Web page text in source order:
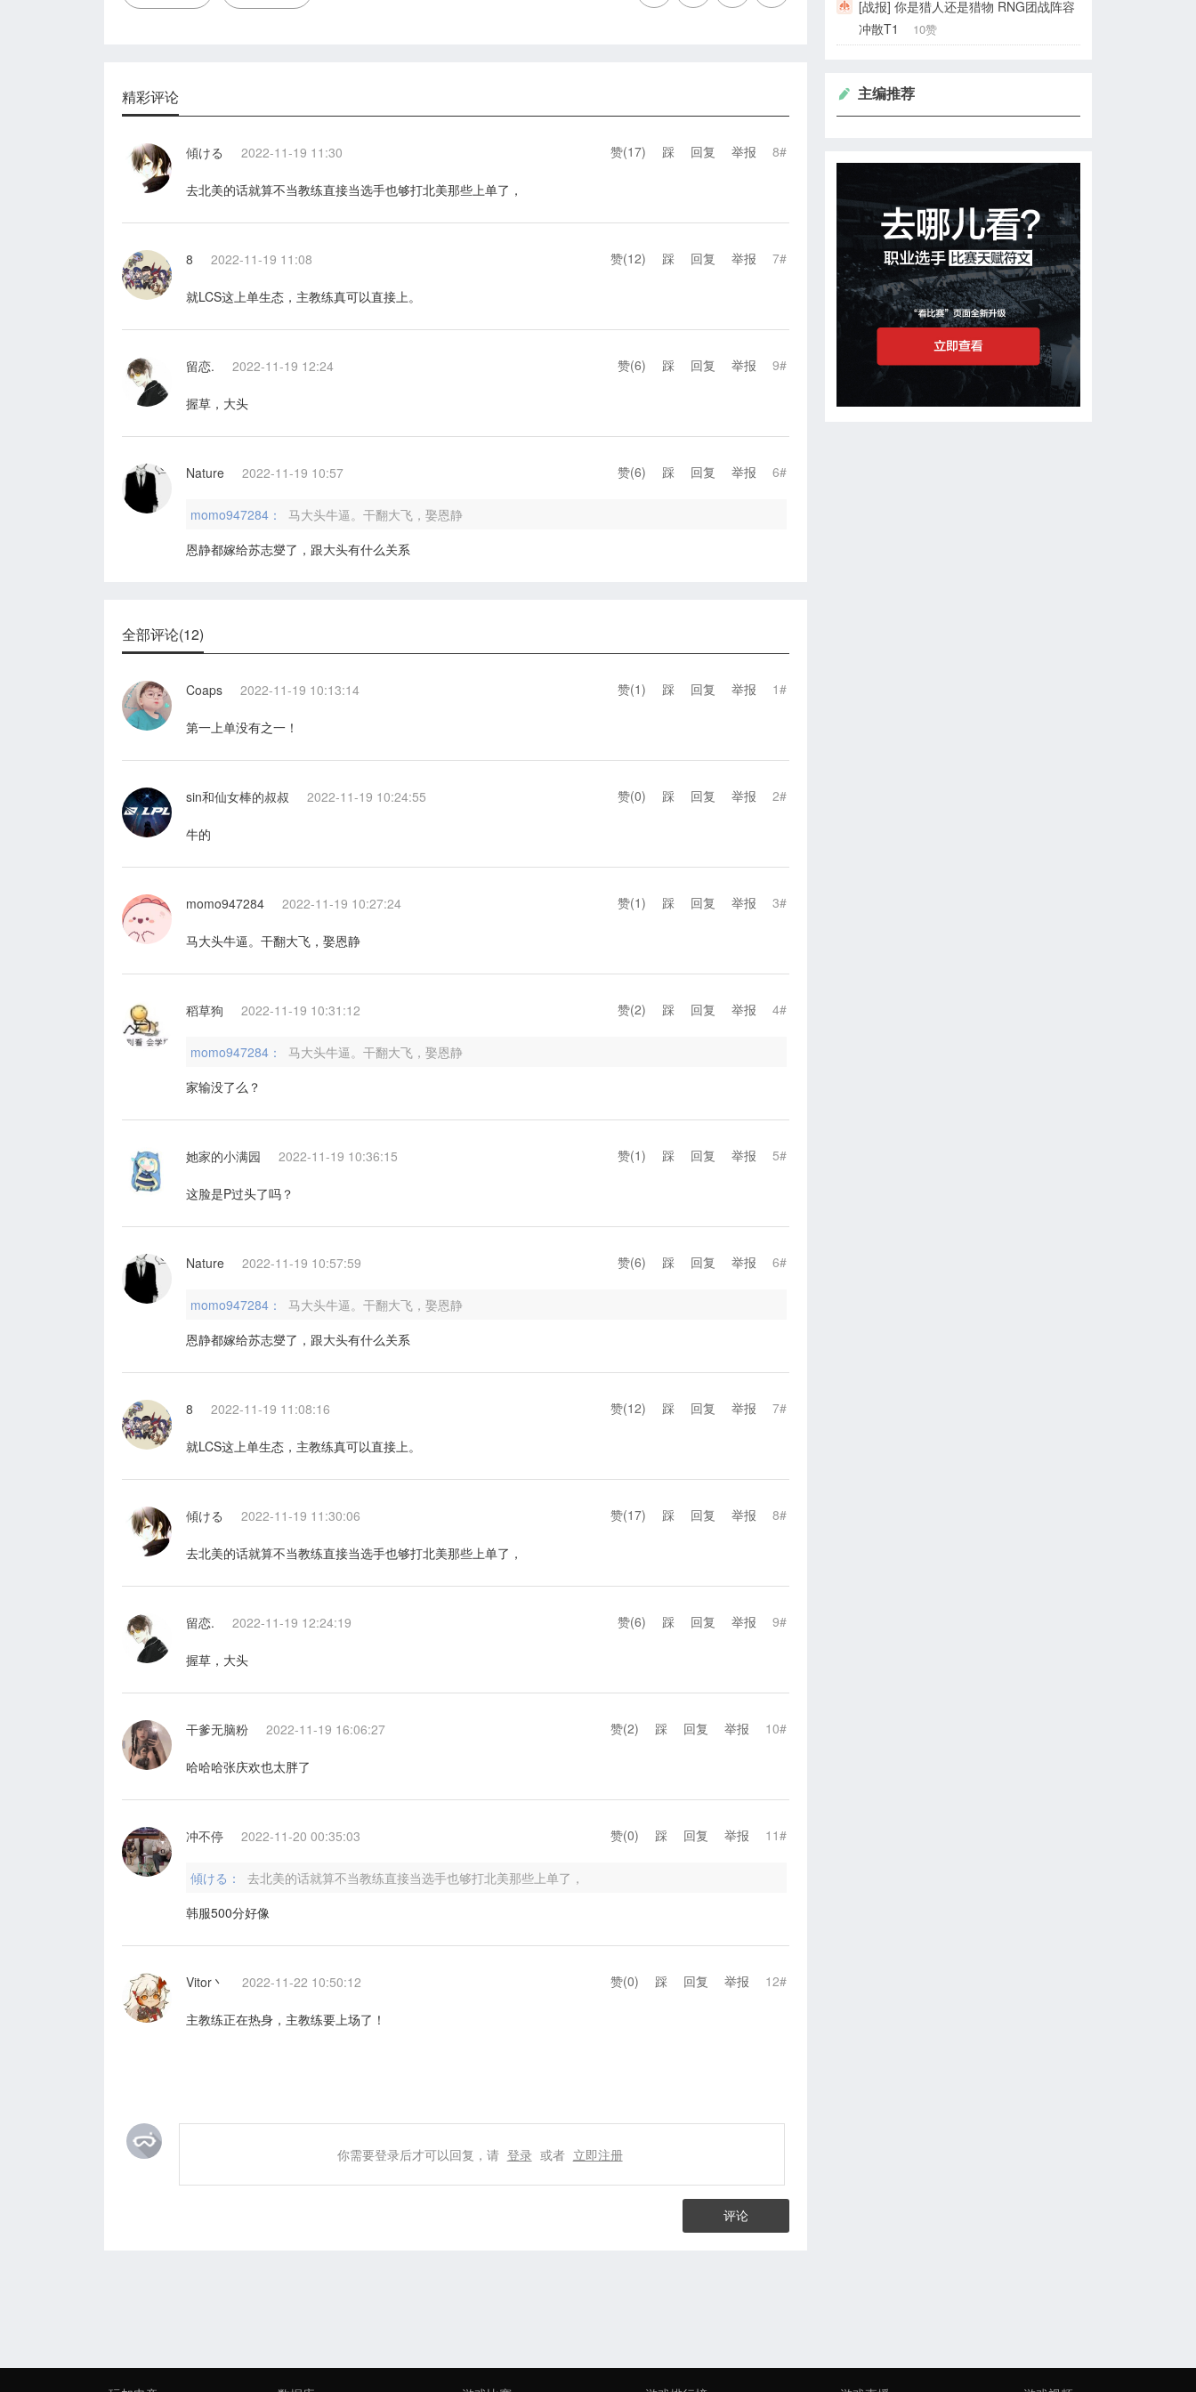
精彩评论
傾ける 2022-11-19 11:30 赞(17) 踩 回复 举报 8#
去北美的话就算不当教练直接当选手也够打北美那些上单了，
8 2022-11-19 11:08 赞(12) 踩 回复 举报 7#
就LCS这上单生态，主教练真可以直接上。
留恋. 2022-11-19 12:24 赞(6) 踩 回复 举报 9#
握草，大头
Nature 2022-11-19 10:57 赞(6) 踩 回复 举报 6#
momo947284：
马大头牛逼。干翻大飞，娶恩静
恩静都嫁给苏志燮了，跟大头有什么关系
全部评论(12)
Coaps 2022-11-19 10:13:14 赞(1) 踩 回复 举报 1#
第一上单没有之一！
sin和仙女棒的叔叔 2022-11-19 10:24:55 赞(0) 踩 回复 举报 2#
牛的
momo947284 2022-11-19 10:27:24 赞(1) 踩 回复 举报 3#
马大头牛逼。干翻大飞，娶恩静
稻草狗 2022-11-19 10:31:12 赞(2) 踩 回复 举报 4#
momo947284：
马大头牛逼。干翻大飞，娶恩静
家输没了么？
她家的小满园 2022-11-19 10:36:15 赞(1) 踩 回复 举报 5#
这脸是P过头了吗？
Nature 2022-11-19 10:57:59 赞(6) 踩 回复 举报 6#
momo947284：
马大头牛逼。干翻大飞，娶恩静
恩静都嫁给苏志燮了，跟大头有什么关系
8 2022-11-19 11:08:16 赞(12) 踩 回复 举报 7#
就LCS这上单生态，主教练真可以直接上。
傾ける 2022-11-19 11:30:06 赞(17) 踩 回复 举报 8#
去北美的话就算不当教练直接当选手也够打北美那些上单了，
留恋. 2022-11-19 12:24:19 赞(6) 踩 回复 举报 9#
握草，大头
干爹无脑粉 2022-11-19 16:06:27 赞(2) 踩 回复 举报 10#
哈哈哈张庆欢也太胖了
冲不停 2022-11-20 00:35:03 赞(0) 踩 回复 举报 11#
傾ける：
去北美的话就算不当教练直接当选手也够打北美那些上单了，
韩服500分好像
Vitor丶 2022-11-22 10:50:12 赞(0) 踩 回复 举报 12#
主教练正在热身，主教练要上场了！
你需要登录后才可以回复，请 登录 或者 立即注册
评论
[战报] 你是猎人还是猎物 RNG团战阵容
冲散T1
10赞
主编推荐